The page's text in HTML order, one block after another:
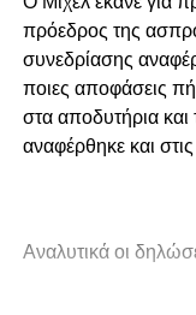
πρόεδρος της
συνεδρίασης
ποιες αποφάσεις
στα αποδυτήρια και
αναφέρθηκε και
Αναλυτικά οι